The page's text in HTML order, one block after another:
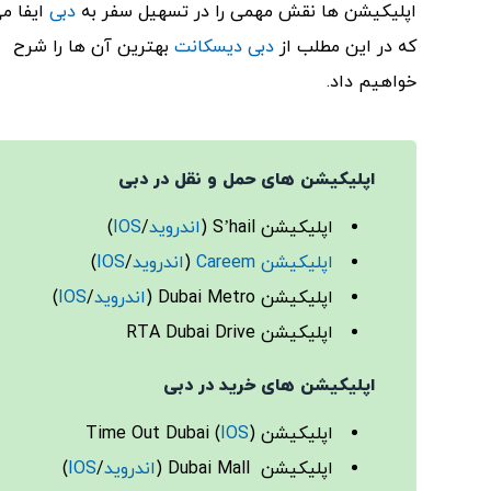
اپلیکیشن ها نقش مهمی را در تسهیل سفر به دبی ایفا
که در این مطلب از دبی دیسکانت بهترین آن ها را شرح
خواهیم داد.
اپلیکیشن های حمل و نقل در دبی
اپلیکیشن S’hail (
اندروید/
IOS
)
اپلیکیشن Careem
(اندروید/
IOS
)
اپلیکیشن Dubai Metro (
اندروید/
IOS
)
اپلیکیشن RTA Dubai Drive
اپلیکیشن های خرید در دبی
اپلیکیشن Time Out Dubai ( IOS)
اپلیکیشن Dubai Mall (
اندروید/
IOS
)